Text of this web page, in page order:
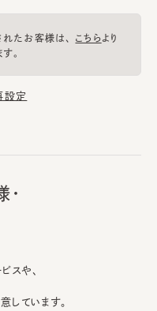
たお客様は、 こちらより
。
設定
スや、
しています。